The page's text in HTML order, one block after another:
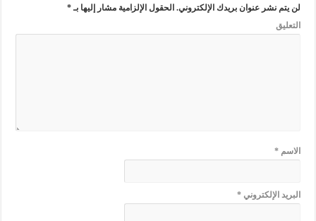
لن يتم نشر عنوان بريدك الإلكتروني. الحقول الإلزامية مشار إليها بـ*
التعليق
الاسم*
البريد الإلكتروني*